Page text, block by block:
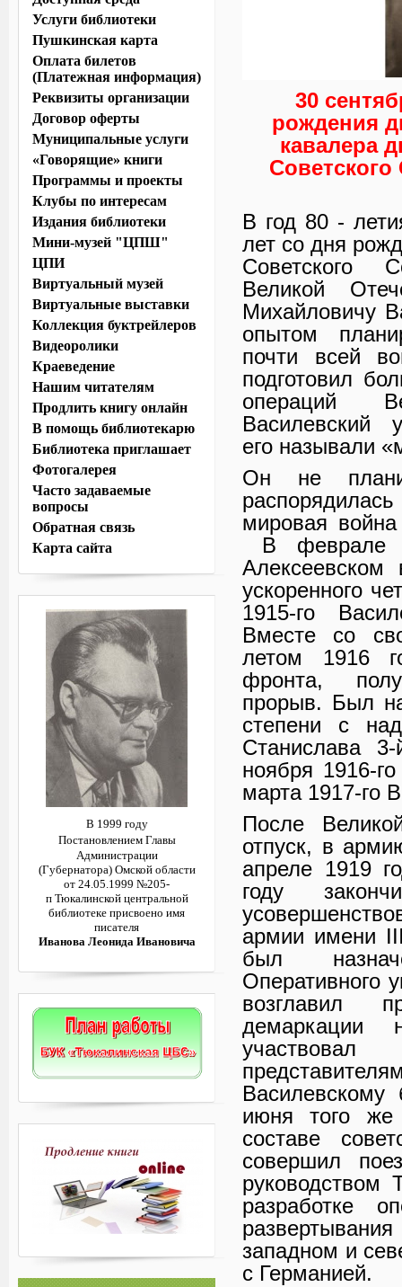
30
рождения
кавалера
В год 80 -
лет со дня
Советского
Великой
Михайловичу
опытом
почти всей
подготовил
операций
Василевский
его называли
Он не
мировая
В феврале
ускоренного
1915-го
Вместе со
летом 1916
фронта,
прорыв. Был
степени с
Станислава
ноября 1916-
марта 1917-го
После
отпуск, в
апреле 1919
году
армии имени
был
Оперативного
возглавил
демаркации
июня того же
составе
совершил
руководством
разработке
западном и
с Германией.
Услуги библиотеки
Пушкинская карта
Оплата билетов
(Платежная информация)
Реквизиты организации
Договор оферты
Муниципальные услуги
«Говорящие» книги
Программы и проекты
Клубы по интересам
Издания библиотеки
Мини-музей "ЦПШ"
ЦПИ
Виртуальный музей
Виртуальные выставки
Коллекция буктрейлеров
Видеоролики
Краеведение
Нашим читателям
Продлить книгу онлайн
В помощь библиотекарю
Библиотека приглашает
Фотогалерея
Часто задаваемые
вопросы
Обратная связь
Карта сайта
В 1999 году
Постановлением Главы
Администрации
(Губернатора) Омской области
от 24.05.1999 №205-
п Тюкалинской центральной
библиотеке присвоено имя
писателя
Иванова Леонида Ивановича